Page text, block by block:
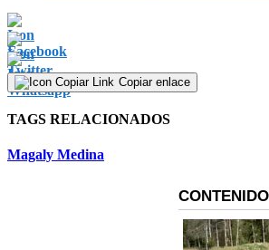
Copiar enlace
TAGS RELACIONADOS
Magaly Medina